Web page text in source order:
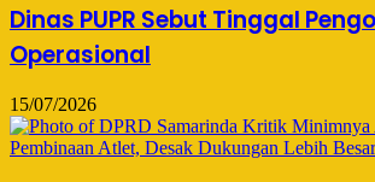
Dinas PUPR Sebut Tinggal
Operasional
15/07/2026